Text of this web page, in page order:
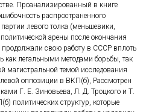
Проанализированный в книге
распространенного
левого толка (меньшевики,
арены после окончания
свою работу в СССР вплоть
как легальными методами борьбы, так
магистральной темой исследования
левой оппозиции в ВКП(б), Рассмотрен
Г. Е. Зиновьева, Л. Д. Троцкого и Т.
политических структур, которые